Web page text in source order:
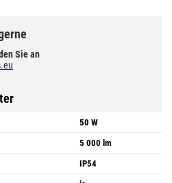
Sie an
50 W
5 000 lm
IP54